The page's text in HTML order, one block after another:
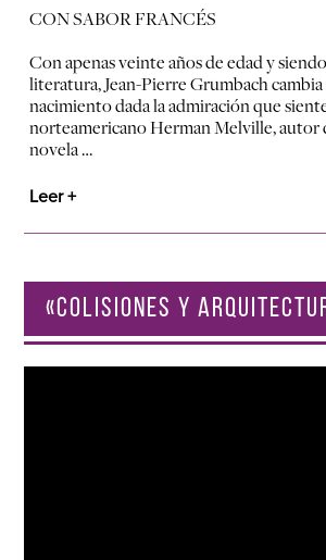
CON SABOR FRANCÉS
Con apenas veinte años de edad y
literatura, Jean-Pierre Grumbach
nacimiento dada la admiración que
norteamericano Herman Melville, autor
novela …
Leer +
«COLISIONES Y